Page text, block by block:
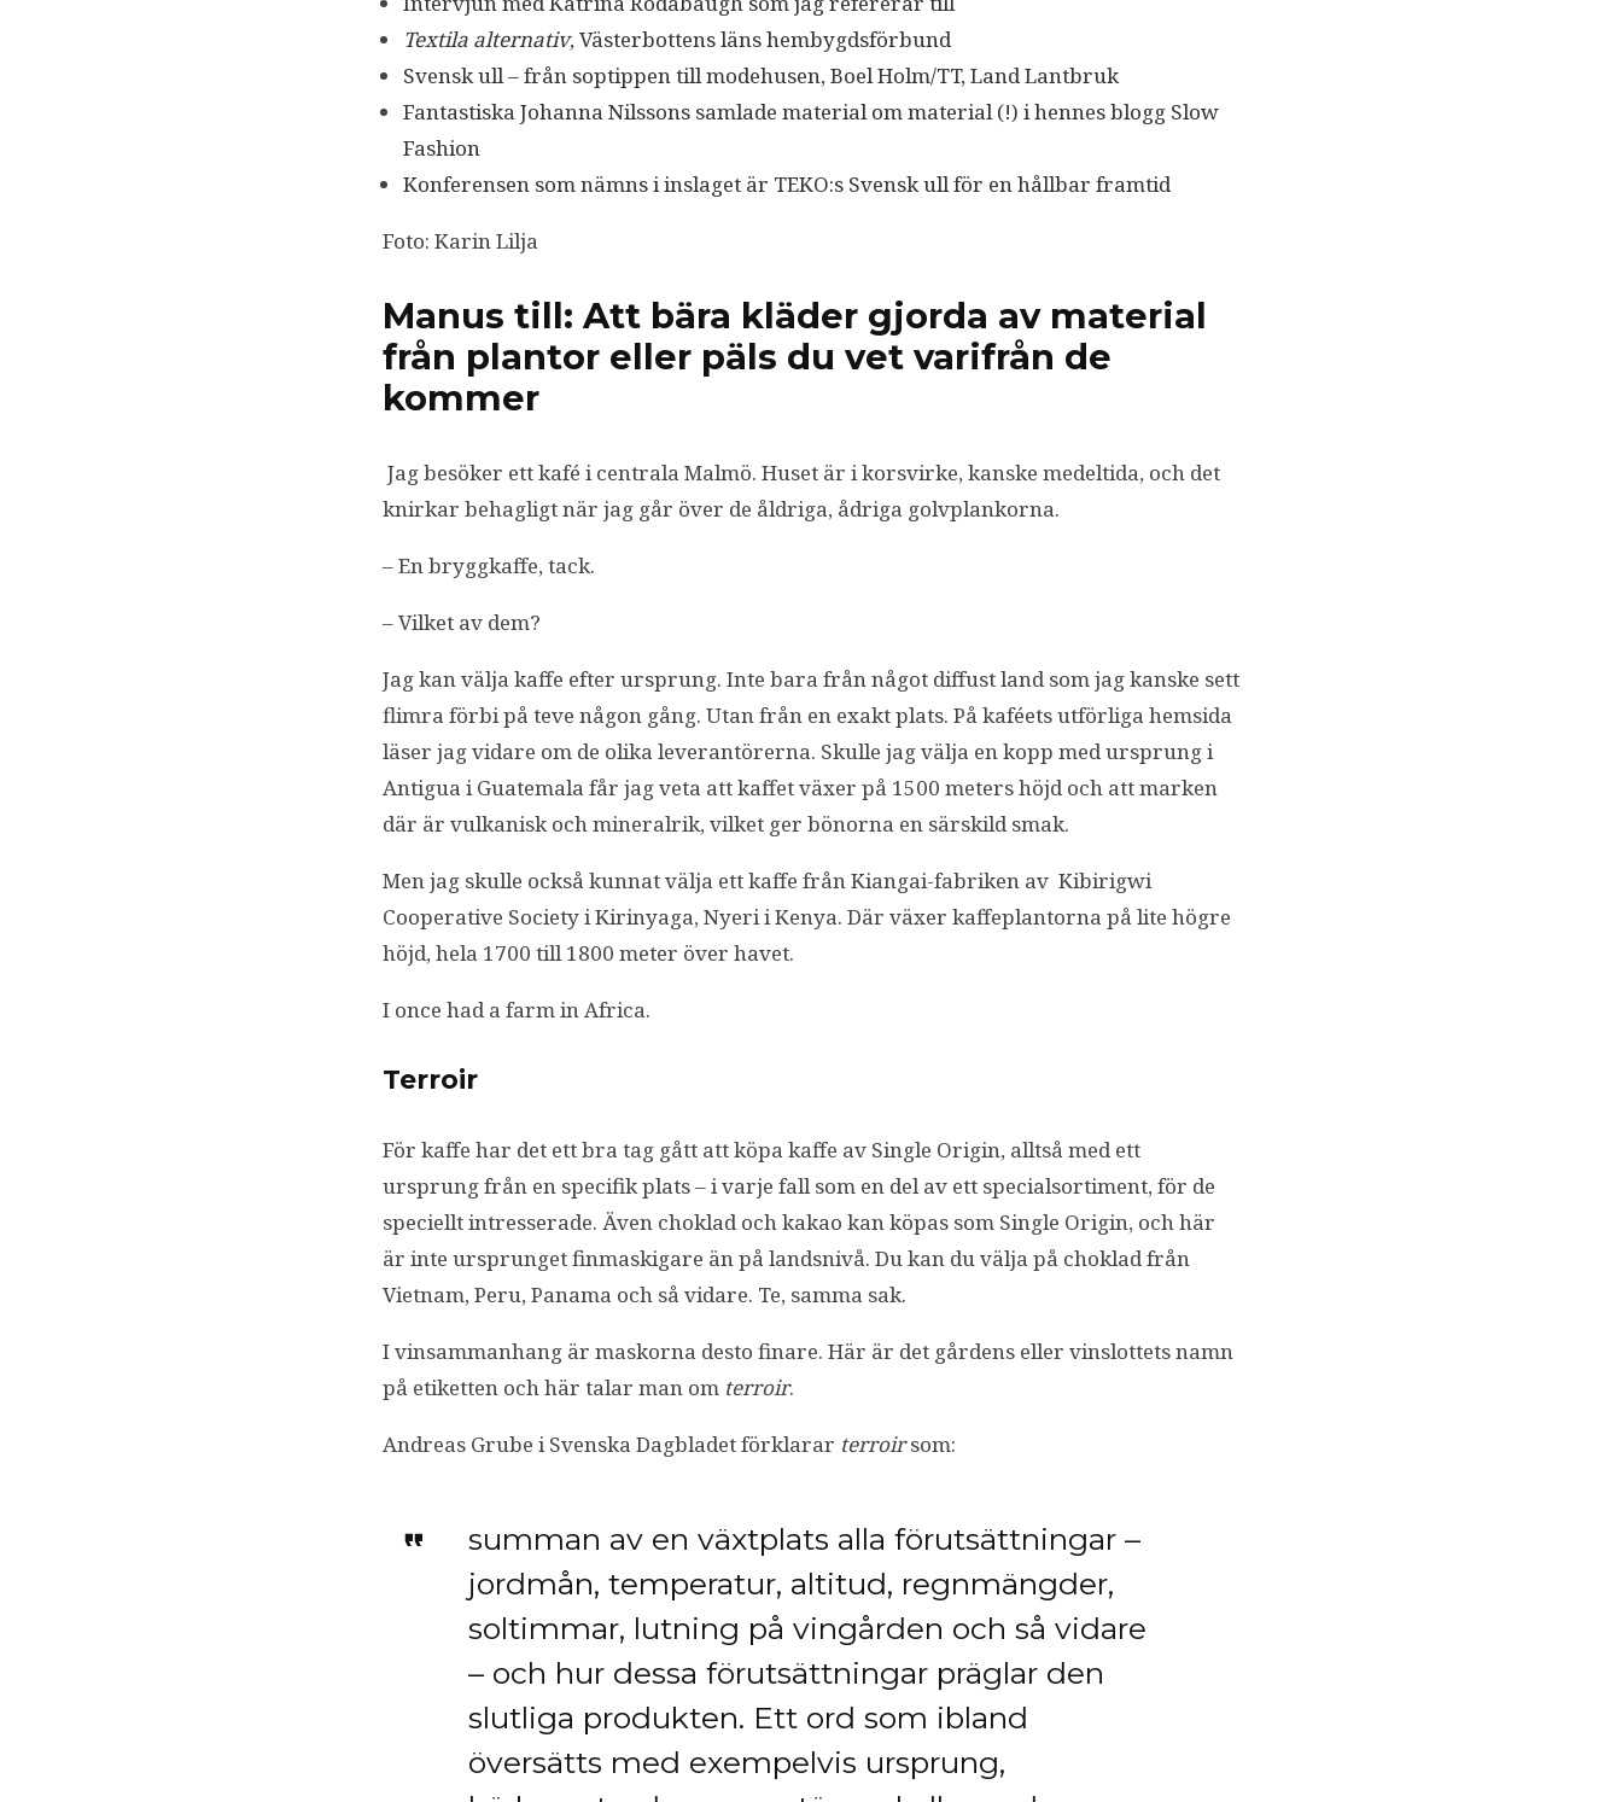
Textila alternativ, Västerbottens läns hembygdsförbund
Svensk ull – från soptippen till modehusen, Boel Holm/TT, Land Lantbruk
Fantastiska Johanna Nilssons samlade material om material (!) i hennes blogg Slow
Fashion
Konferensen som nämns i inslaget är TEKO:s Svensk ull för en hållbar framtid
Foto: Karin Lilja
Manus till: Att bära kläder gjorda av material
från plantor eller päls du vet varifrån de
kommer
Jag besöker ett kafé i centrala Malmö. Huset är i korsvirke, kanske medeltida, och det
knirkar behagligt när jag går över de åldriga, ådriga golvplankorna.
– En bryggkaffe, tack.
– Vilket av dem?
Jag kan välja kaffe efter ursprung. Inte bara från något diffust land som jag kanske sett
flimra förbi på teve någon gång. Utan från en exakt plats. På kaféets utförliga hemsida
läser jag vidare om de olika leverantörerna. Skulle jag välja en kopp med ursprung i
Antigua i Guatemala får jag veta att kaffet växer på 1500 meters höjd och att marken
där är vulkanisk och mineralrik, vilket ger bönorna en särskild smak.
Men jag skulle också kunnat välja ett kaffe från Kiangai-fabriken av Kibirigwi
Cooperative Society i Kirinyaga, Nyeri i Kenya. Där växer kaffeplantorna på lite högre
höjd, hela 1700 till 1800 meter över havet.
I once had a farm in Africa.
Terroir
För kaffe har det ett bra tag gått att köpa kaffe av Single Origin, alltså med ett
ursprung från en specifik plats – i varje fall som en del av ett specialsortiment, för de
speciellt intresserade. Även choklad och kakao kan köpas som Single Origin, och här
är inte ursprunget finmaskigare än på landsnivå. Du kan du välja på choklad från
Vietnam, Peru, Panama och så vidare. Te, samma sak.
I vinsammanhang är maskorna desto finare. Här är det gårdens eller vinslottets namn
på etiketten och här talar man om terroir.
Andreas Grube i Svenska Dagbladet förklarar terroirsom:
summan av en växtplats alla förutsättningar –
jordmån, temperatur, altitud, regnmängder,
soltimmar, lutning på vingården och så vidare
– och hur dessa förutsättningar präglar den
slutliga produkten. Ett ord som ibland
översätts med exempelvis ursprung,